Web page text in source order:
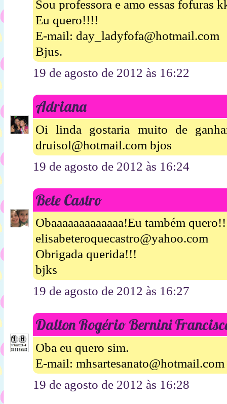
Sou professora e amo essas fofuras
Eu quero!!!!
E-mail: day_ladyfofa@hotmail.com
Bjus.
19 de agosto de 2012 às 16:22
Adriana
Oi linda gostaria muito de
druisol@hotmail.com bjos
19 de agosto de 2012 às 16:24
Bete Castro
Obaaaaaaaaaaaaa!Eu também
elisabeteroquecastro@yahoo.com
Obrigada querida!!!
bjks
19 de agosto de 2012 às 16:27
Dalton Rogério Bernini
Oba eu quero sim.
E-mail: mhsartesanato@hotmail.com
19 de agosto de 2012 às 16:28